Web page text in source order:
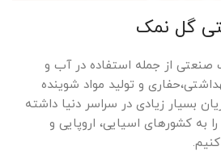
گل نمک
صنعتی از جمله استفاده در آب و
و تولید مواد شوینده
بسیار زیادی در سراسر دنیا داشته
به کشورهای اسیایی، اروپایی و